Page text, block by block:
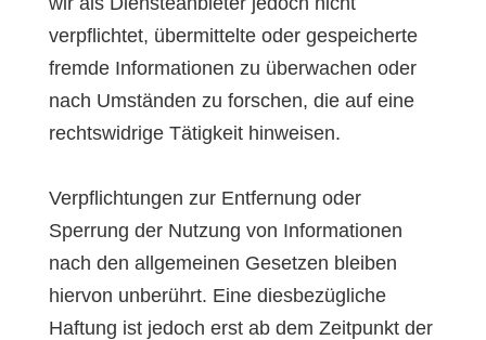
verpflichtet, übermittelte oder gespeicherte
fremde Informationen zu überwachen oder
nach Umständen zu forschen, die auf eine
rechtswidrige Tätigkeit hinweisen.
Verpflichtungen zur Entfernung oder
Sperrung der Nutzung von Informationen
nach den allgemeinen Gesetzen bleiben
hiervon unberührt. Eine diesbezügliche
Haftung ist jedoch erst ab dem Zeitpunkt der